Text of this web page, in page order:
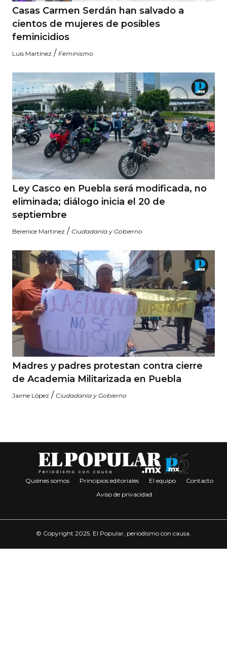
Casas Carmen Serdán han salvado a
cientos de mujeres de posibles
feminicidios
Luis Martínez / Feminismo
Ley Casco en Puebla será modificada, no
eliminada; diálogo inicia el 20 de
septiembre
Berenice Martinez / Ciudadanía y Gobierno
Madres y padres protestan contra cierre
de Academia Militarizada en Puebla
Jaime López / Ciudadanía y Gobierno
Quiénes somos Principios editoriales El equipo
Contacto
Aviso de privacidad
© Copyright 2025. El Popular, periodismo con causa.